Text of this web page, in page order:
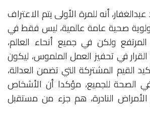
أنه للمرة الأولى يتم الاعتراف
صحية عامة عالمية، ليس فقط في
المرتفع ولكن في جميع أنحاء العالم،
في تحفيز العمل الملموس، ليكون
القيم المشتركة التي تضمن العدالة،
الصحة للجميع، مؤكدا أن الأشخاص
النادرة، هم جزء من مستقبل